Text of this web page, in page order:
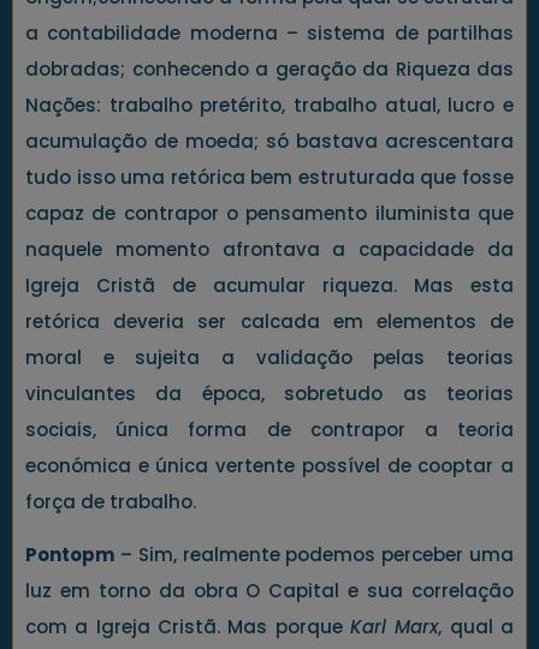
a contabilidade moderna – sistema de partilhas
dobradas; conhecendo a geração da Riqueza das
Nações: trabalho pretérito, trabalho atual, lucro e
acumulação de moeda; só bastava acrescentara
tudo isso uma retórica bem estruturada que fosse
capaz de contrapor o pensamento iluminista que
naquele momento afrontava a capacidade da
Igreja Cristã de acumular riqueza. Mas esta
retórica deveria ser calcada em elementos de
moral e sujeita a validação pelas teorias
vinculantes da época, sobretudo as teorias
sociais, única forma de contrapor a teoria
económica e única vertente possível de cooptar a
força de trabalho.
Pontopm – Sim, realmente podemos perceber uma
luz em torno da obra O Capital e sua correlação
com a Igreja Cristã. Mas porque Karl Marx, qual a